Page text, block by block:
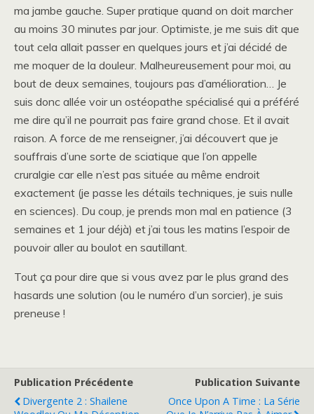
ma jambe gauche. Super pratique quand on doit marcher
au moins 30 minutes par jour. Optimiste, je me suis dit que
tout cela allait passer en quelques jours et j’ai décidé de
me moquer de la douleur. Malheureusement pour moi, au
bout de deux semaines, toujours pas d’amélioration… Je
suis donc allée voir un ostéopathe spécialisé qui a préféré
me dire qu’il ne pourrait pas faire grand chose. Et il avait
raison. A force de me renseigner, j’ai découvert que je
souffrais d’une sorte de sciatique que l’on appelle
cruralgie car elle n’est pas située au même endroit
exactement (je passe les détails techniques, je suis nulle
en sciences). Du coup, je prends mon mal en patience (3
semaines et 1 jour déjà) et j’ai tous les matins l’espoir de
pouvoir aller au boulot en sautillant.
Tout ça pour dire que si vous avez par le plus grand des
hasards une solution (ou le numéro d’un sorcier), je suis
preneuse !
Publication Précédente
Divergente 2 : Shailene
Publication Suivante
Once Upon A Time : La Série